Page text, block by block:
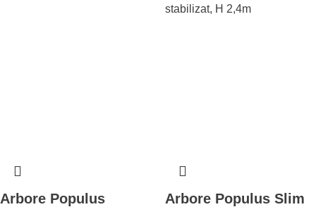
Arbore Populus
Arbore Populus Slim